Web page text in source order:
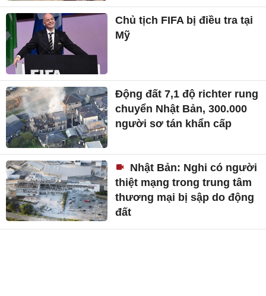
Chủ tịch FIFA bị điều tra tại
Mỹ
Động đất 7,1 độ richter rung
chuyển Nhật Bản, 300.000
người sơ tán khẩn cấp
Nhật Bản: Nghi có người
thiệt mạng trong trung tâm
thương mại bị sập do động
đất